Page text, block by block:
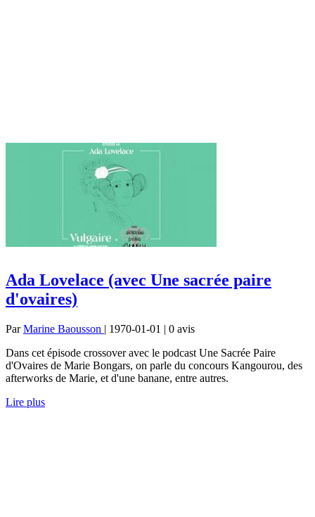
Ada Lovelace (avec Une sacrée paire
d'ovaires)
ParMarine Baousson | 1970-01-01 | 0 avis
Dans cet épisode crossover avec le podcast Une Sacrée Paire
d'Ovaires de Marie Bongars, on parle du concours Kangourou, des
afterworks de Marie, et d'une banane, entre autres.
Lire plus